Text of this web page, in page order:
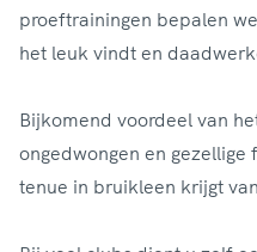
proeftrainingen bepalen
het leuk vindt en
Bijkomend voordeel van
ongedwongen en
tenue in bruikleen krijgt